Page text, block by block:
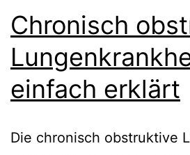
Chronisch
einfach erklärt
Die chronisch obstruktive